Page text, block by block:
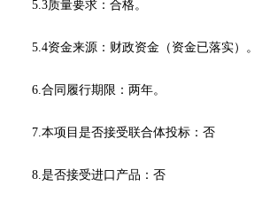
5.3质量要求：合格。
5.4资金来源：财政资金（资金已落实）。
6.合同履行期限： 两年。
7.本项目是否接受联合体投标：否
8.是否接受进口产品：否